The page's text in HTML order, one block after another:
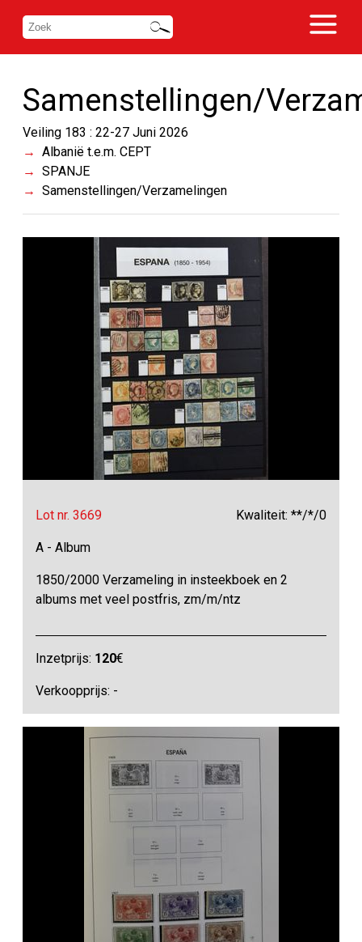
Samenstellingen/
Veiling 183 : 22-27 Juni 2026
Albanië t.e.m. CEPT
SPANJE
Samenstellingen/Verzamelingen
Lot nr. 3669 Kwaliteit: **/*/0
A - Album
1850/2000 Verzameling in insteekboek en 2
albums met veel postfris, zm/m/ntz
Inzetprijs: 120€
Verkoopprijs: -